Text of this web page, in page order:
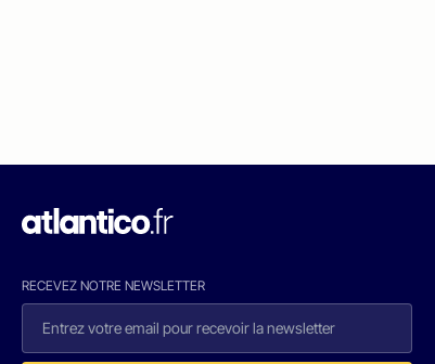
RECEVEZ NOTRE NEWSLETTER